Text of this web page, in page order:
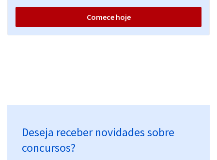
Comece hoje
Deseja receber novidades sobre
concursos?